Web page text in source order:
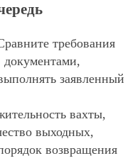
требования
заявленный
вахты,
выходных,
возвращения